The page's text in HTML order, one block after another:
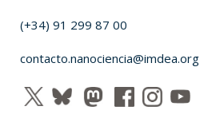
(+34) 91 299 87 00
contacto.nanociencia@imdea.org